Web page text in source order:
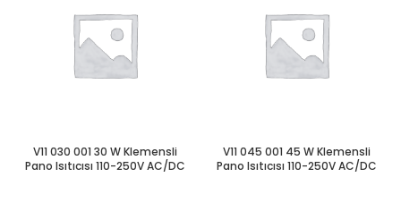
V11 030 001 30 W Klemensli
Pano Isıtıcısı 110-250V AC/DC
V11 045 001 45 W Klemensli
Pano Isıtıcısı 110-250V AC/DC